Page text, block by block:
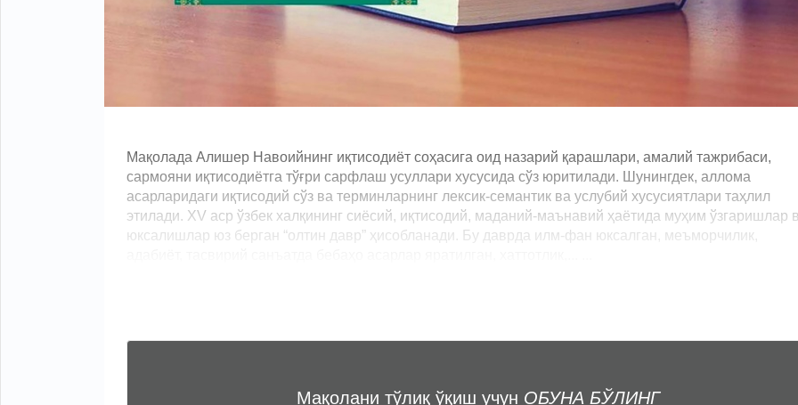
Мақолада Алишер Навоийнинг иқтисодиёт соҳасига оид назарий қарашлари, амалий тажрибаси,
сармояни иқтисодиётга тўғри сарфлаш усуллари хусусида сўз юритилади. Шунингдек, аллома
асарларидаги иқтисодий сўз ва терминларнинг лексик-семантик ва услубий хусусиятлари таҳлил
этилади. XV аср ўзбек халқининг сиёсий, иқтисодий, маданий-маънавий ҳаётида муҳим ўзгаришлар
юксалишлар юз берган “олтин давр” ҳисобланади. Бу даврда илм-фан юксалган, меъморчилик,
Мақолани тўлиқ ўқиш учун ОБУНА БЎЛИНГ